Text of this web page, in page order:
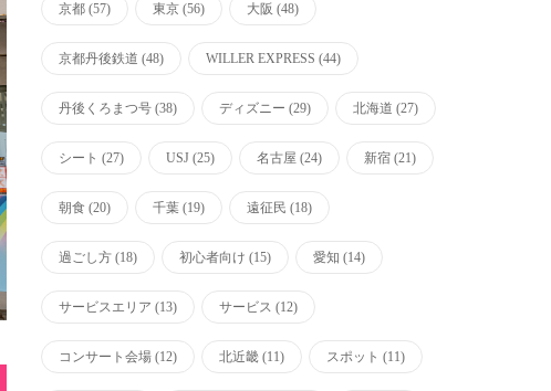
京都 (57) 東京 (56) 大阪 (48)
京都丹後鉄道 (48) WILLER EXPRESS (44)
丹後くろまつ号 (38) ディズニー (29) 北海道 (27)
シート (27) USJ (25) 名古屋 (24) 新宿 (21)
朝食 (20) 千葉 (19) 遠征民 (18)
過ごし方 (18) 初心者向け (15) 愛知 (14)
サービスエリア (13) サービス (12)
コンサート会場 (12) 北近畿 (11) スポット (11)